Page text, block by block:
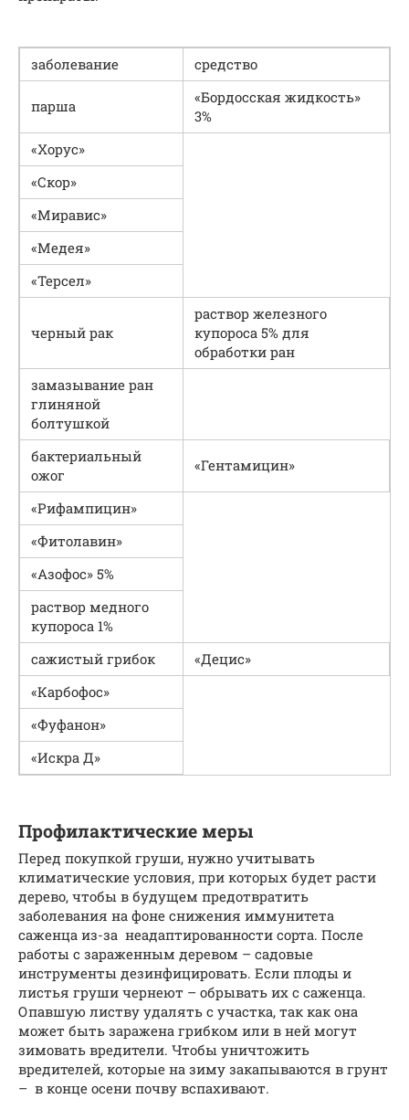
заболевание средство
парша
«Бордосская жидкость»
3%
«Хорус»
«Скор»
«Миравис»
«Медея»
«Терсел»
черный рак
раствор железного
купороса 5% для
обработки ран
замазывание ран
глиняной
болтушкой
бактериальный
ожог
«Гентамицин»
«Рифампицин»
«Фитолавин»
«Азофос» 5%
раствор медного
купороса 1%
сажистый грибок
«Децис»
«Карбофос»
«Фуфанон»
«Искра Д»
Профилактические меры
Перед покупкой груши, нужно учитывать
климатические условия, при которых будет расти
дерево, чтобы в будущем предотвратить
заболевания на фоне снижения иммунитета
саженца из-за неадаптированности сорта. После
работы с зараженным деревом – садовые
инструменты дезинфицировать. Если плоды и
листья груши чернеют – обрывать их с саженца.
Опавшую листву удалять с участка, так как она
может быть заражена грибком или в ней могут
зимовать вредители. Чтобы уничтожить
вредителей, которые на зиму закапываются в грунт
– в конце осени почву вспахивают.